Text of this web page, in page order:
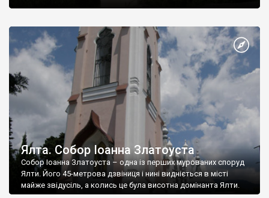
Ялта. Собор Іоанна Златоуста
Собор Іоанна Златоуста – одна із перших мурованих споруд
Ялти. Його 45-метрова дзвіниця і нині видніється в місті
майже звідусіль, а колись це була висотна домінанта Ялти.